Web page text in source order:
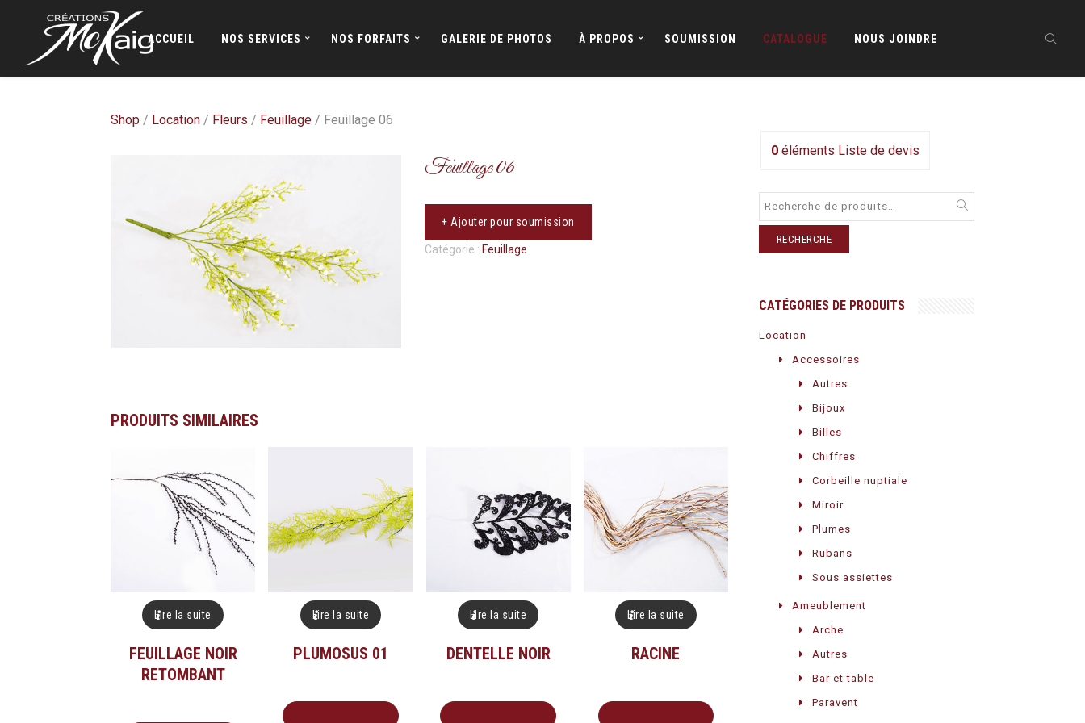
ACCUEIL NOS SERVICES NOS FORFAITS GALERIE DE PHOTOS À PROPOS SOUMISSION CATALOGUE NOUS JOINDRE
Shop / Location / Fleurs / Feuillage / Feuillage 06
Feuillage 06
+ Ajouter pour soumission
Catégorie : Feuillage
PRODUITS SIMILAIRES
Lire la suite
FEUILLAGE NOIR
RETOMBANT
Lire la suite
PLUMOSUS 01
Lire la suite
DENTELLE NOIR
Lire la suite
RACINE
0éléments Liste de devis
RECHERCHE
CATÉGORIES DE PRODUITS
Location
Accessoires
Autres
Bijoux
Billes
Chiffres
Corbeille nuptiale
Miroir
Plumes
Rubans
Sous assiettes
Ameublement
Arche
Autres
Bar et table
Paravent